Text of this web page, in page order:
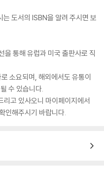
도서의 ISBN을 알려 주시면 보
을 통해 유럽과 미국 출판사로 직
소요되며, 해외에서도 유통이
수 있습니다.
리고 있사오니 마이페이지에서
인해주시기 바랍니다.